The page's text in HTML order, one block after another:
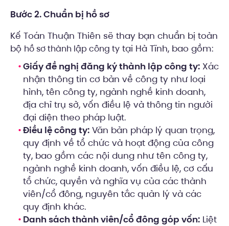
Bước 2. Chuẩn bị hồ sơ
Kế Toán Thuận Thiên sẽ thay bạn chuẩn bị toàn
bộ hồ sơ thành lập công ty tại Hà Tĩnh, bao gồm:
Giấy đề nghị đăng ký thành lập công ty: Xác
nhận thông tin cơ bản về công ty như loại
hình, tên công ty, ngành nghề kinh doanh,
địa chỉ trụ sở, vốn điều lệ và thông tin người
đại diện theo pháp luật.
Điều lệ công ty: Văn bản pháp lý quan trọng,
quy định về tổ chức và hoạt động của công
ty, bao gồm các nội dung như tên công ty,
ngành nghề kinh doanh, vốn điều lệ, cơ cấu
tổ chức, quyền và nghĩa vụ của các thành
viên/cổ đông, nguyên tắc quản lý và các
quy định khác.
Danh sách thành viên/cổ đông góp vốn: Liệt